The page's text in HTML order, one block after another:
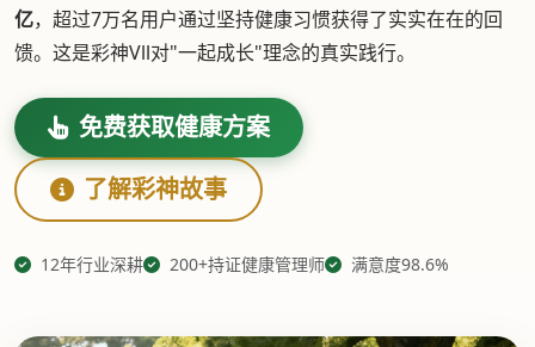
亿，超过7万名用户通过坚持健康习惯获得了实实在在的回
馈。这是彩神Vll对"一起成长"理念的真实践行。
免费获取健康方案
了解彩神故事
12年行业深耕 200+持证健康管理师 满意度98.6%